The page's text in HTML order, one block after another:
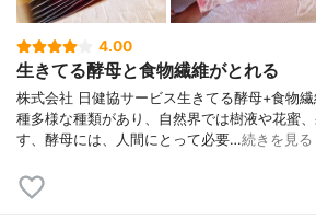
4.00
生きてる酵母と食物繊維がとれる
株式会社 日健協サービス生きてる酵母+食物
種多様な種類があり、自然界では樹液や花蜜
す、酵母には、人間にとって必要…続きを見る